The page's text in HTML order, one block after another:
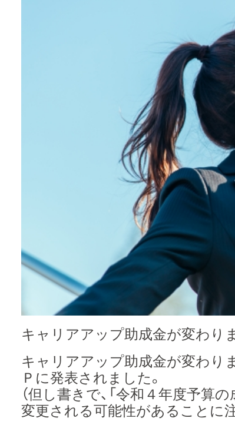
キャリアアップ助成金が変わり
キャリアアップ助成金が変わり
Ｐに発表されました。
（但し書きで、「令和４年度予算
変更される可能性があることに